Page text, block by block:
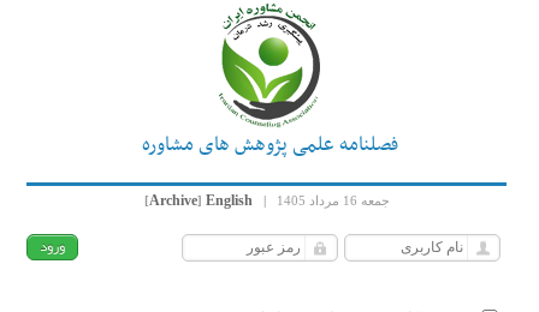
فصلنامه علمی پژوهش های مشاوره
جمعه 16 مرداد 1405 |
English
[Archive]